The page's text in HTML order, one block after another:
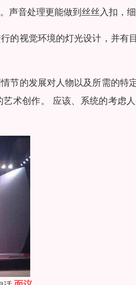
音处理更能做到丝丝入扣，细
的视觉环境的灯光设计，并有
节的发展对人物以及所需的特
术创作。 应该、系统的考虑